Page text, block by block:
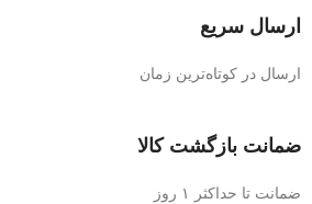
ارسال سریع
ارسال در کوتاه‌ترین زمان
ضمانت بازگشت کالا
ضمانت تا حداکثر ۱ روز